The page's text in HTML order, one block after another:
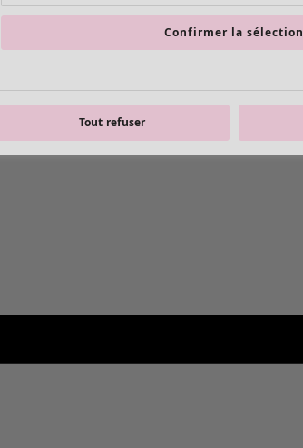
Confirmer la sélection
Tout refuser